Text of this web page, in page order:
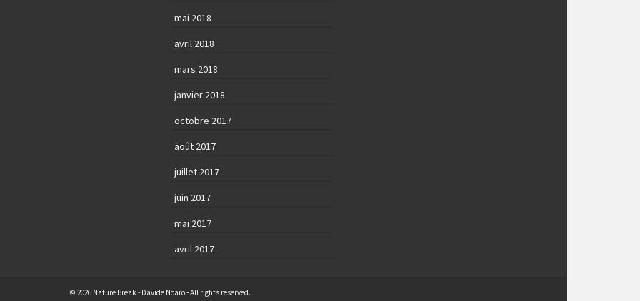
mai 2018
avril 2018
mars 2018
janvier 2018
octobre 2017
août 2017
juillet 2017
juin 2017
mai 2017
avril 2017
© 2026 Nature Break - Davide Noaro - All rights reserved.